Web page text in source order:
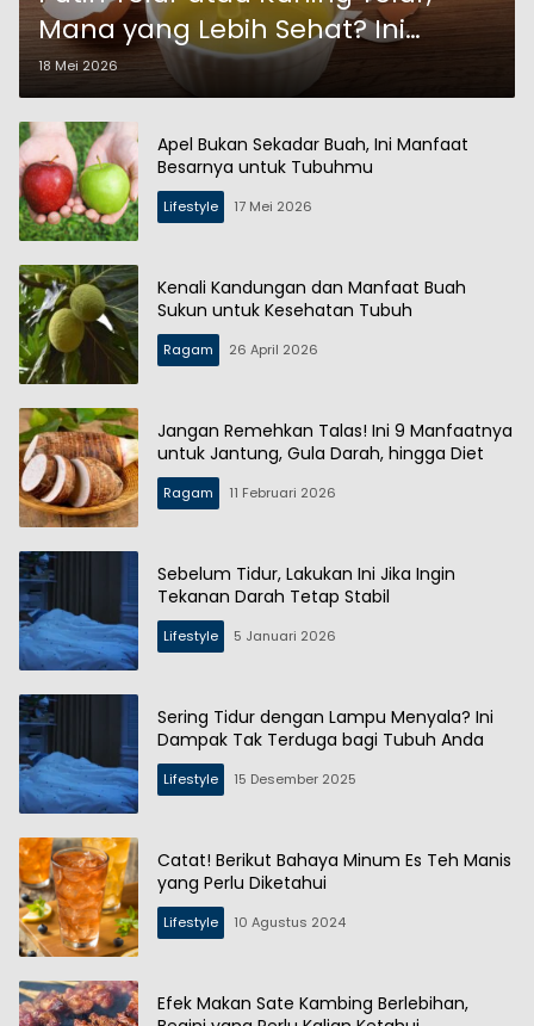
Mana yang Lebih Sehat? Ini
Penjelasannya
18 Mei 2026
Apel Bukan Sekadar Buah, Ini Manfaat
Besarnya untuk Tubuhmu
Lifestyle 17 Mei 2026
Kenali Kandungan dan Manfaat Buah
Sukun untuk Kesehatan Tubuh
Ragam 26 April 2026
Jangan Remehkan Talas! Ini 9 Manfaatnya
untuk Jantung, Gula Darah, hingga Diet
Ragam 11 Februari 2026
Sebelum Tidur, Lakukan Ini Jika Ingin
Tekanan Darah Tetap Stabil
Lifestyle 5 Januari 2026
Sering Tidur dengan Lampu Menyala? Ini
Dampak Tak Terduga bagi Tubuh Anda
Lifestyle 15 Desember 2025
Catat! Berikut Bahaya Minum Es Teh Manis
yang Perlu Diketahui
Lifestyle 10 Agustus 2024
Efek Makan Sate Kambing Berlebihan,